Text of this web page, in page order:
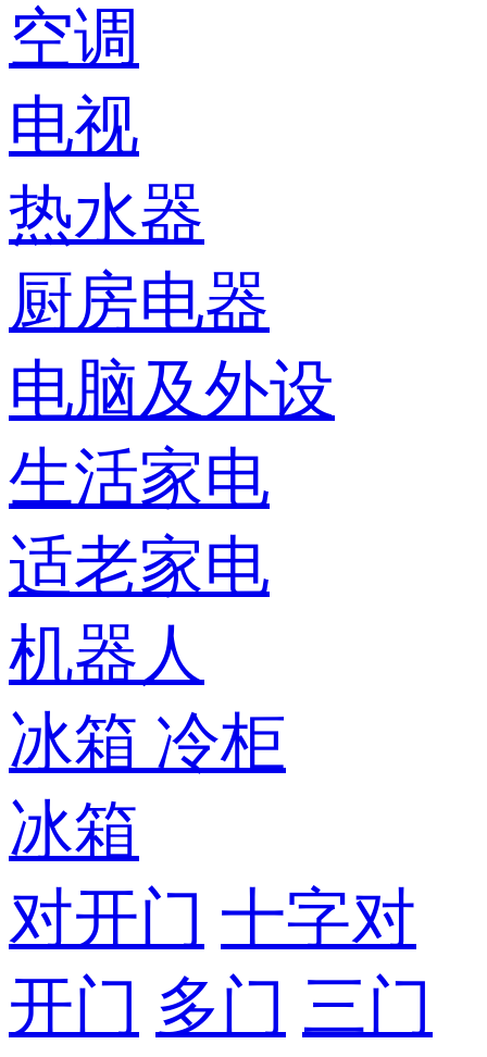
空调
电视
热水器
厨房电器
电脑及外设
生活家电
适老家电
机器人
冰箱 冷柜
冰箱
对开门 十字对
开门 多门 三门